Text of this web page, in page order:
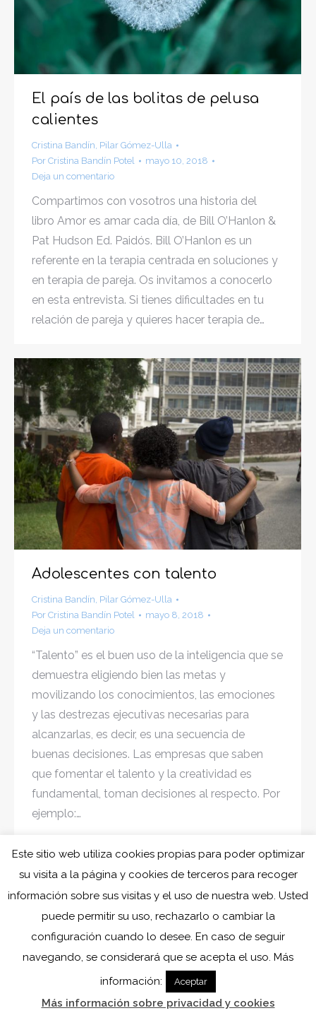
El país de las bolitas de pelusa
calientes
Cristina Bandín Pilar Gómez-Ulla
Por Cristina Bandín Potel
mayo 10, 2018
Deja un comentario
Compartimos con vosotros una historia del
libro Amor es amar cada día, de Bill O’Hanlon &
Pat Hudson Ed. Paidós. Bill O’Hanlon es un
referente en la terapia centrada en soluciones y
en terapia de pareja. Os invitamos a conocerlo
en esta entrevista. Si tienes dificultades en tu
relación de pareja y quieres hacer terapia de…
Adolescentes con talento
Cristina Bandín Pilar Gómez-Ulla
Por Cristina Bandín Potel
mayo 8, 2018
Deja un comentario
“Talento” es el buen uso de la inteligencia que se
demuestra eligiendo bien las metas y
movilizando los conocimientos, las emociones
y las destrezas ejecutivas necesarias para
alcanzarlas, es decir, es una secuencia de
buenas decisiones. Las empresas que saben
que fomentar el talento y la creatividad es
fundamental, toman decisiones al respecto. Por
ejemplo:…
← 1 2 3 4 5 6 →
Este sitio web utiliza cookies propias para poder optimizar
su visita a la página y cookies de terceros para recoger
información sobre sus visitas y el uso de nuestra web. Usted
puede permitir su uso, rechazarlo o cambiar la
configuración cuando lo desee. En caso de seguir
navegando, se considerará que se acepta el uso. Más
información:
Aceptar
Más información sobre privacidad y cookies